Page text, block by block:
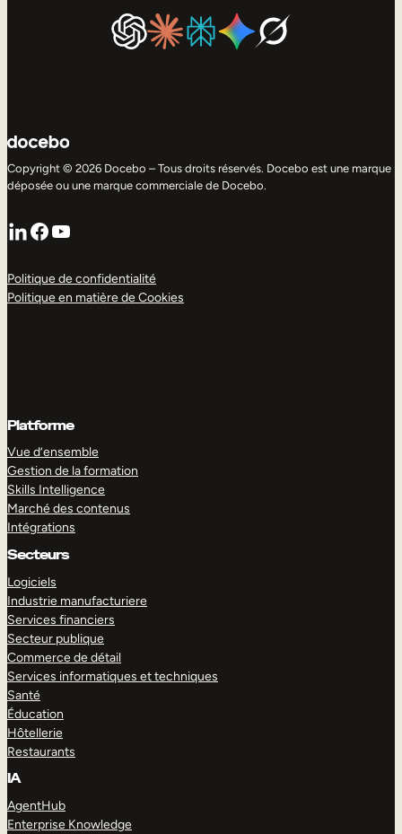
Copyright © 2026 Docebo – Tous droits réservés. Docebo est une marque
déposée ou une marque commerciale de Docebo.
LinkedIn
Facebook
YouTube
Politique de confidentialité
Politique en matière de Cookies
Platforme
Vue d’ensemble
Gestion de la formation
Skills Intelligence
Marché des contenus
Intégrations
Secteurs
Logiciels
Industrie manufacturiere
Services financiers
Secteur publique
Commerce de détail
Services informatiques et techniques
Santé
Éducation
Hôtellerie
Restaurants
IA
AgentHub
Enterprise Knowledge